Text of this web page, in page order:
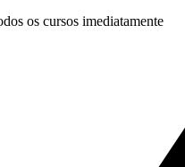
os cursos imediatamente